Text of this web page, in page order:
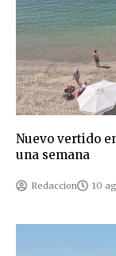
Nuevo vertido
una semana
Redaccion 10